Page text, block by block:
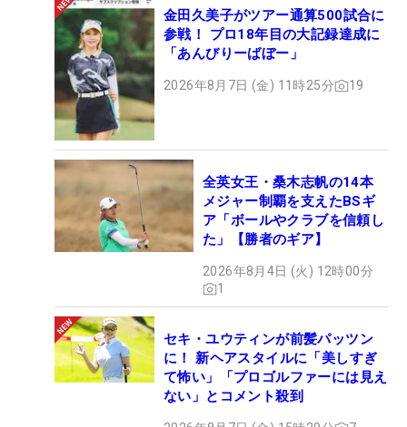
金田久美子がツアー通算500試合に
参戦！ プロ18年目の大記録達成に
「あんびりーばぼー」
2026年8月7日 (金) 11時25分 19
全英女王・桑木志帆の14本
メジャー制覇を支えたBSギ
ア「ボールやクラブを信頼し
た」【勝者のギア】
2026年8月4日 (火) 12時00分
1
セキ・ユウティンが前髪パッツン
に！ 新ヘアスタイルに「美しすぎ
て怖い」「プロゴルファーには見え
ない」とコメント殺到